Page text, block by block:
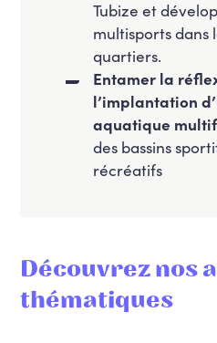
Tubize et
multisports dans
quartiers.
Entamer la
l’implantation
aquatique
des bassins
récréatifs
Découvrez nos
thématiques